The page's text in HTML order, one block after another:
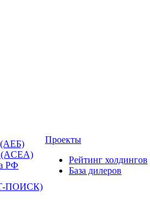
(АЕБ)
РФ
ПОИСК)
Проекты
Рейтинг холдингов
База дилеров